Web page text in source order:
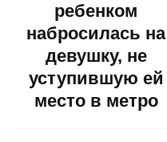
ребенком
набросилась на
девушку, не
уступившую ей
место в метро